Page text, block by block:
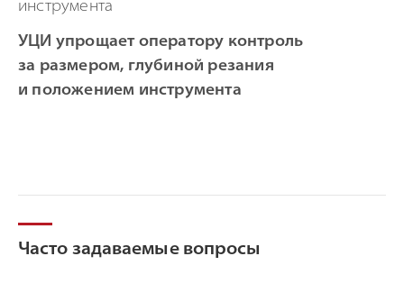
УЦИ упрощает оператору контроль
за размером, глубиной резания
и положением инструмента
Часто задаваемые вопросы